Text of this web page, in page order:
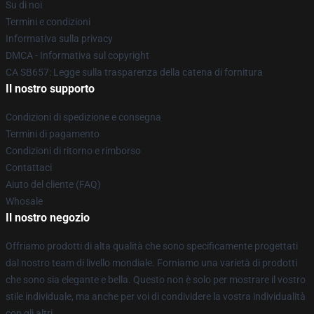
Su di noi
Termini e condizioni
Informativa sulla privacy
DMCA - Informativa sul copyright
CA SB657: Legge sulla trasparenza della catena di fornitura
Il nostro supporto
Condizioni di spedizione e consegna
Termini di pagamento
Condizioni di ritorno e rimborso
Contattaci
Aiuto del cliente (FAQ)
Whosale
Il nostro negozio
Offriamo prodotti di alta qualità che sono specificamente progettati
dal nostro team di livello mondiale. Forniamo una varietà di prodotti
che sono sia elegante e bella. Questo non è solo per mostrare il vostro
stile individuale, ma anche per voi di condividere la vostra individualità